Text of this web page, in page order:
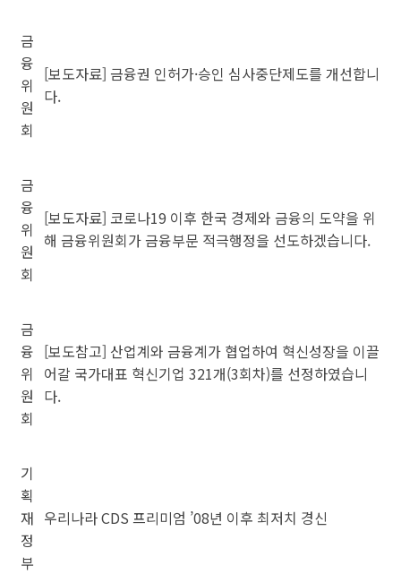
금
융
위
원
회
[보도자료] 금융권 인허가·승인 심사중단제도를 개선합니
다.
금
융
위
원
회
[보도자료] 코로나19 이후 한국 경제와 금융의 도약을 위
해 금융위원회가 금융부문 적극행정을 선도하겠습니다.
금
융
위
원
회
[보도참고] 산업계와 금융계가 협업하여 혁신성장을 이끌
어갈 국가대표 혁신기업 321개(3회차)를 선정하였습니
다.
기
획
재
정
부
우리나라 CDS 프리미엄 ’08년 이후 최저치 경신